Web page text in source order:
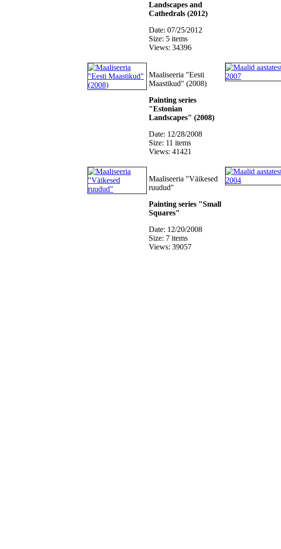
Landscapes and
Cathedrals (2012)
Date: 07/25/2012
Size: 5 items
Views: 34396
Maaliseeria "Eesti
Maastikud" (2008)
Painting series
"Estonian
Landscapes" (2008)
Date: 12/28/2008
Size: 11 items
Views: 41421
Maaliseeria "Väikesed
ruudud"
Painting series "Small
Squares"
Date: 12/20/2008
Size: 7 items
Views: 39057